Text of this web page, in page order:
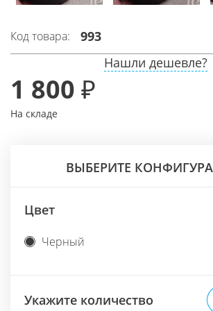
Код товара: 993
1 800 ₽
На складе
Нашли дешевле?
ВЫБЕРИТЕ
Цвет
Черный
Укажите количество